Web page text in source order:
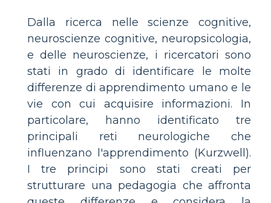
Dalla ricerca nelle scienze cognitive,
neuroscienze cognitive, neuropsicologia,
e delle neuroscienze, i ricercatori sono
stati in grado di identificare le molte
differenze di apprendimento umano e le
vie con cui acquisire informazioni. In
particolare, hanno identificato tre
principali reti neurologiche che
influenzano l'apprendimento (Kurzwell).
I tre principi sono stati creati per
strutturare una pedagogia che affronta